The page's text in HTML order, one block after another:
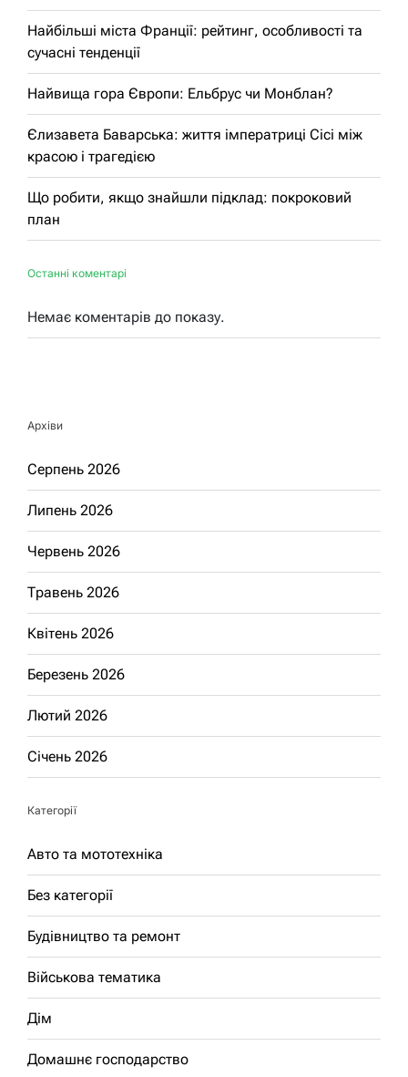
Найбільші міста Франції: рейтинг, особливості та
сучасні тенденції
Найвища гора Європи: Ельбрус чи Монблан?
Єлизавета Баварська: життя імператриці Сісі між
красою і трагедією
Що робити, якщо знайшли підклад: покроковий
план
Останні коментарі
Немає коментарів до показу.
Архіви
Серпень 2026
Липень 2026
Червень 2026
Травень 2026
Квітень 2026
Березень 2026
Лютий 2026
Січень 2026
Категорії
Авто та мототехніка
Без категорії
Будівництво та ремонт
Військова тематика
Дім
Домашнє господарство